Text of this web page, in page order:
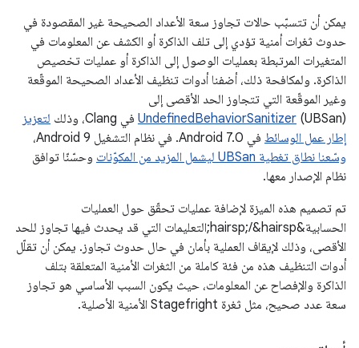
يمكن أن تتسبّب حالات تجاوز سعة الأعداد الصحيحة غير المقصودة في
حدوث ثغرات أمنية تؤدي إلى تلف الذاكرة أو الكشف عن المعلومات في
المتغيرات المرتبطة بعمليات الوصول إلى الذاكرة أو عمليات تخصيص
الذاكرة. ولمكافحة ذلك، أضفنا أدوات تنظيف الأعداد الصحيحة الموقّعة
وغير الموقّعة التي تتجاوز الحد الأقصى إلى
UndefinedBehaviorSanitizer (UBSan) في Clang، وذلك
لتعزيز
إطار عمل الوسائط في Android 7.0. في نظام التشغيل Android 9،
وسّعنا نطاق تغطية UBSan ليشمل المزيد من المكوّنات
وحسّنّا توافق
نظام الإصدار معها.
تم تصميم هذه الميزة لإضافة عمليات تحقّق حول العمليات
الحسابية&hairsp;/&hairsp;التعليمات التي قد يحدث فيها تجاوز للحد
الأقصى، وذلك لإيقاف العملية بأمان في حال حدوث تجاوز. يمكن أن تقلّل
أدوات التنظيف هذه من فئة كاملة من الثغرات الأمنية المتعلقة بتلف
الذاكرة والإفصاح عن المعلومات، حيث يكون السبب الأساسي هو تجاوز
سعة عدد صحيح، مثل ثغرة Stagefright الأمنية الأصلية.